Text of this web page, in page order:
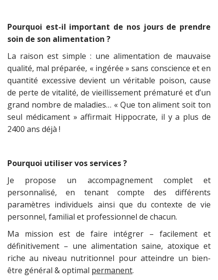
Pourquoi est-il important de nos jours de prendre
soin de son alimentation ?
La raison est simple : une alimentation de mauvaise
qualité, mal préparée, « ingérée » sans conscience et en
quantité excessive devient un véritable poison, cause
de perte de vitalité, de vieillissement prématuré et d’un
grand nombre de maladies… « Que ton aliment soit ton
seul médicament » affirmait Hippocrate, il y a plus de
2400 ans déjà !
Pourquoi utiliser vos services ?
Je propose un accompagnement complet et
personnalisé, en tenant compte des différents
paramètres individuels ainsi que du contexte de vie
personnel, familial et professionnel de chacun.
Ma mission est de faire intégrer – facilement et
définitivement – une alimentation saine, atoxique et
riche au niveau nutritionnel pour atteindre un bien-
être général & optimal permanent.